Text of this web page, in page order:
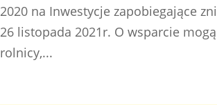
2020 na Inwestycje zapobiegające
26 listopada 2021r. O wsparcie
rolnicy,...